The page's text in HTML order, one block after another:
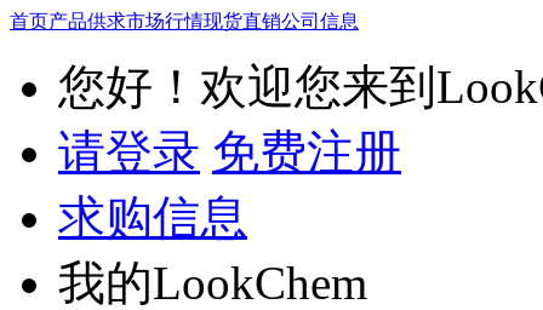
首页产品供求市场行情现货直销公司信息
您好！欢迎您来到
请登录 免费注册
求购信息
我的LookChem